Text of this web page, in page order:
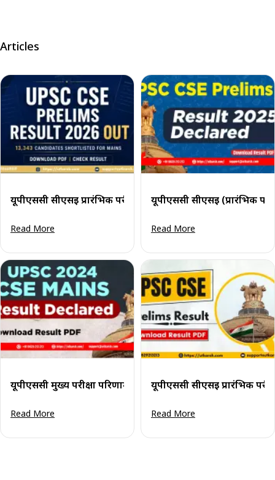
Articles
यूपीएससी सीएसई प्रारंभिक परीक्षा परिणाम 2026 जारी: 13,343
Read More
यूपीएससी सीएसई (प्रारंभिक
Read More
यूपीएससी मुख्य परीक्षा परिणाम 2024 (घोषित) परिणाम पीडीएफ
Read More
यूपीएससी सीएसई प्रारंभिक
Read More